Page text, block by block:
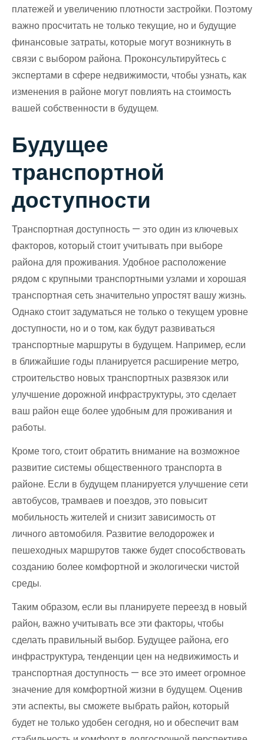
платежей и увеличению плотности застройки. Поэтому
важно просчитать не только текущие, но и будущие
финансовые затраты, которые могут возникнуть в
связи с выбором района. Проконсультируйтесь с
экспертами в сфере недвижимости, чтобы узнать, как
изменения в районе могут повлиять на стоимость
вашей собственности в будущем.
Будущее
транспортной
доступности
Транспортная доступность — это один из ключевых
факторов, который стоит учитывать при выборе
района для проживания. Удобное расположение
рядом с крупными транспортными узлами и хорошая
транспортная сеть значительно упростят вашу жизнь.
Однако стоит задуматься не только о текущем уровне
доступности, но и о том, как будут развиваться
транспортные маршруты в будущем. Например, если
в ближайшие годы планируется расширение метро,
строительство новых транспортных развязок или
улучшение дорожной инфраструктуры, это сделает
ваш район еще более удобным для проживания и
работы.
Кроме того, стоит обратить внимание на возможное
развитие системы общественного транспорта в
районе. Если в будущем планируется улучшение сети
автобусов, трамваев и поездов, это повысит
мобильность жителей и снизит зависимость от
личного автомобиля. Развитие велодорожек и
пешеходных маршрутов также будет способствовать
созданию более комфортной и экологически чистой
среды.
Таким образом, если вы планируете переезд в новый
район, важно учитывать все эти факторы, чтобы
сделать правильный выбор. Будущее района, его
инфраструктура, тенденции цен на недвижимость и
транспортная доступность — все это имеет огромное
значение для комфортной жизни в будущем. Оценив
эти аспекты, вы сможете выбрать район, который
будет не только удобен сегодня, но и обеспечит вам